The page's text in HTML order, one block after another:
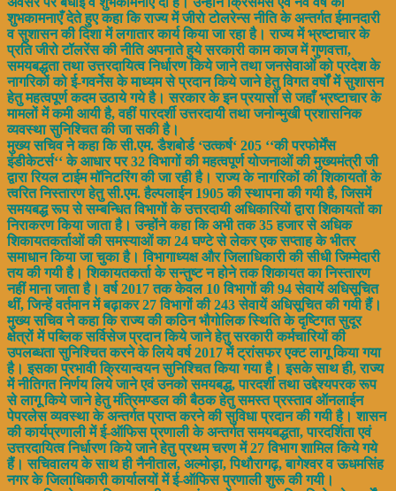
शुभकामनाएँ देते हुए कहा कि राज्य में जीरो टोलरेन्स नीति के अन्तर्गत ईमानदारी
व सुशासन की दिशा में लगातार कार्य किया जा रहा है। राज्य में भ्रष्टाचार के
प्रति जीरो टॉलरेंस की नीति अपनाते हुये सरकारी काम काज में गुणवत्ता,
समयबद्धता तथा उत्तरदायित्व निर्धारण किये जाने तथा जनसेवाओं को प्रदेश के
नागरिकों को ई-गवर्नेस के माध्यम से प्रदान किये जाने हेतु विगत वर्षों में सुशासन
हेतु महत्वपूर्ण कदम उठाये गये है। सरकार के इन प्रयासों से जहाँ भ्रष्टाचार के
मामलों में कमी आयी है, वहीं पारदर्शी उत्तरदायी तथा जनोन्मुखी प्रशासनिक
व्यवस्था सुनिश्चित की जा सकी है।
मुख्य सचिव ने कहा कि सी.एम. डैशबोर्ड ‘उत्कर्ष‘ 205 ‘‘की परफोर्मेंस
इंडीकेटर्स‘‘ के आधार पर 32 विभागों की महत्वपूर्ण योजनाओं की मुख्यमंत्री जी
द्वारा रियल टाईम मॉनिटरिंग की जा रही है। राज्य के नागरिकों की शिकायतों के
त्वरित निस्तारण हेतु सी.एम. हैल्पलाईन 1905 की स्थापना की गयी है, जिसमें
समयबद्ध रूप से सम्बन्धित विभागों के उत्तरदायी अधिकारियों द्वारा शिकायतों का
निराकरण किया जाता है। उन्होंने कहा कि अभी तक 35 हजार से अधिक
शिकायतकर्ताओं की समस्याओं का 24 घण्टे से लेकर एक सप्ताह के भीतर
समाधान किया जा चुका है। विभागाध्यक्ष और जिलाधिकारी की सीधी जिम्मेदारी
तय की गयी है। शिकायतकर्ता के सन्तुष्ट न होने तक शिकायत का निस्तारण
नहीं माना जाता है। वर्ष 2017 तक केवल 10 विभागों की 94 सेवायें अधिसूचित
थीं, जिन्हें वर्तमान में बढ़ाकर 27 विभागों की 243 सेवायें अधिसूचित की गयी हैं।
मुख्य सचिव ने कहा कि राज्य की कठिन भौगोलिक स्थिति के दृष्टिगत सुदूर
क्षेत्रों में पब्लिक सर्विसेज प्रदान किये जाने हेतु सरकारी कर्मचारियों की
उपलब्धता सुनिश्चित करने के लिये वर्ष 2017 में ट्रांसफर एक्ट लागू किया गया
है। इसका प्रभावी क्रियान्वयन सुनिश्चित किया गया है। इसके साथ ही, राज्य
में नीतिगत निर्णय लिये जाने एवं उनको समयबद्ध, पारदर्शी तथा उद्देश्यपरक रूप
से लागू किये जाने हेतु मंत्रिमण्डल की बैठक हेतु समस्त प्रस्ताव ऑनलाईन
पेपरलेस व्यवस्था के अन्तर्गत प्राप्त करने की सुविधा प्रदान की गयी है। शासन
की कार्यप्रणाली में ई-ऑफिस प्रणाली के अन्तर्गत समयबद्धता, पारदर्शिता एवं
उत्तरदायित्व निर्धारण किये जाने हेतु प्रथम चरण में 27 विभाग शामिल किये गये
हैं। सचिवालय के साथ ही नैनीताल, अल्मोड़ा, पिथौरागढ़, बागेश्वर व ऊधमसिंह
नगर के जिलाधिकारी कार्यालयों में ई-ऑफिस प्रणाली शुरू की गयी।